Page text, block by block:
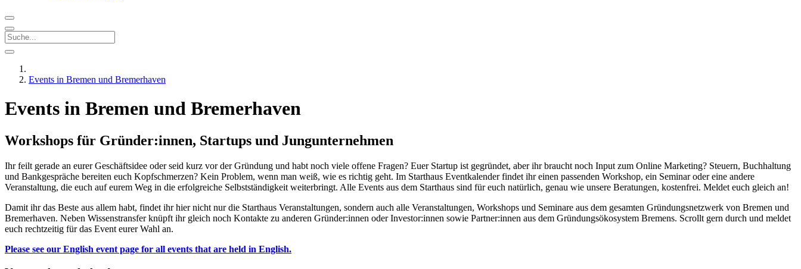
Events in Bremen und Bremerhaven
Events in Bremen und Bremerhaven
Workshops für Gründer:innen, Startups und Jungunternehmen
Ihr feilt gerade an eurer Geschäftsidee oder seid kurz vor der Gründung und habt noch viele offene Fragen? Euer Startup ist gegründet, aber ihr braucht noch Input zum Online Marketing? Steuern, Buchhaltung
und Bankgespräche bereiten euch Kopfschmerzen? Kein Problem, wenn man weiß, wie es richtig geht. Im Starthaus Eventkalender findet ihr einen passenden Workshop, ein Seminar oder eine andere
Veranstaltung, die euch auf eurem Weg in die erfolgreiche Selbstständigkeit weiterbringt. Alle Events aus dem Starthaus sind für euch natürlich, genau wie unsere Beratungen, kostenfrei. Meldet euch gleich an!
Damit ihr das Beste aus allem habt, findet ihr hier nicht nur die Starthaus Veranstaltungen, sondern auch alle Veranstaltungen, Workshops und Seminare aus dem gesamten Gründungsnetzwerk von Bremen und
Bremerhaven. Neben Wissenstransfer knüpft ihr gleich noch Kontakte zu anderen Gründer:innen oder Investor:innen sowie Partner:innen aus dem Gründungsökosystem Bremens. Scrollt gern durch und meldet
euch rechtzeitig für das Event eurer Wahl an.
Please see our English event page for all events that are held in English.